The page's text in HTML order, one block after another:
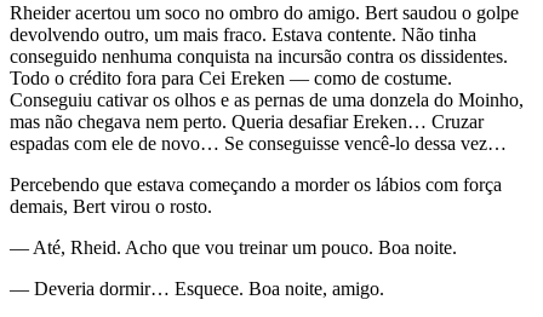
Rheider acertou um soco no ombro do amigo. Bert saudou o golpe
devolvendo outro, um mais fraco. Estava contente. Não tinha
conseguido nenhuma conquista na incursão contra os dissidentes.
Todo o crédito fora para Cei Ereken — como de costume.
Conseguiu cativar os olhos e as pernas de uma donzela do Moinho,
mas não chegava nem perto. Queria desafiar Ereken… Cruzar
espadas com ele de novo… Se conseguisse vencê-lo dessa vez…
Percebendo que estava começando a morder os lábios com força
demais, Bert virou o rosto.
— Até, Rheid. Acho que vou treinar um pouco. Boa noite.
— Deveria dormir… Esquece. Boa noite, amigo.